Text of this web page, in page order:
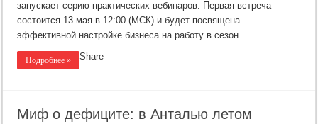
Запад
приглашает
на
запускает серию практических вебинаров. Первая встреча
состоится 13 мая в 12:00 (МСК) и будет посвящена
эффективной настройке бизнеса на работу в сезон.
Подробнее » Share
Миф о дефиците: в Анталью летом